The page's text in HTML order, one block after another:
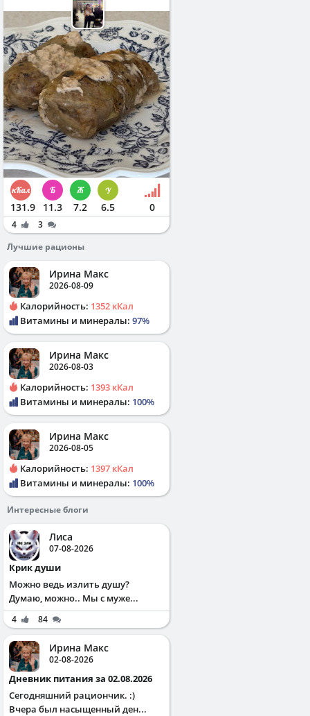
131.9 11.3 7.2 6.5 0
4
3
Лучшие рационы
Ирина Макс
2026-08-09
Калорийность: 1352 кКал
Витамины и минералы: 97%
Ирина Макс
2026-08-03
Калорийность: 1393 кКал
Витамины и минералы: 100%
Ирина Макс
2026-08-05
Калорийность: 1397 кКал
Витамины и минералы: 100%
Интересные блоги
Лиса
07-08-2026
Крик души
Можно ведь излить душу?
Думаю, можно.. Мы с муже...
4 84
Ирина Макс
02-08-2026
Дневник питания за 02.08.2026
Сегодняшний рациончик. :)
Вчера был насыщенный ден...